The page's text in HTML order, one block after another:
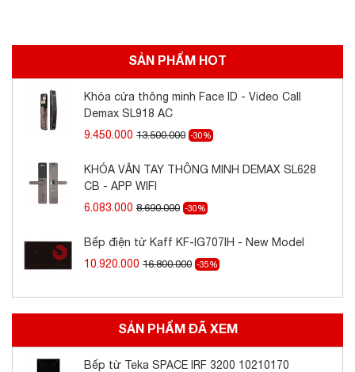
SẢN PHẨM HOT
Khóa cửa thông minh Face ID - Video Call
Demax SL918 AC
9.450.000 13.500.000 -30%
KHÓA VÂN TAY THÔNG MINH DEMAX SL628
CB - APP WIFI
6.083.000 8.690.000 -30%
Bếp điện từ Kaff KF-IG707IH - New Model
10.920.000 16.800.000 -35%
SẢN PHẨM ĐÃ XEM
Bếp từ Teka SPACE IRF 3200 10210170